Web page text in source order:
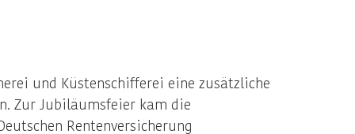
und Küstenschifferei eine zusätzliche
Zur Jubiläumsfeier kam die
Rentenversicherung